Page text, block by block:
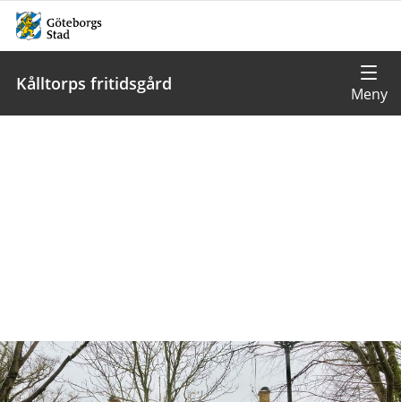
Kålltorps fritidsgård